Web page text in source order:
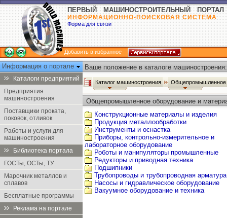
ПЕРВЫЙ МАШИНОСТРОИТЕЛЬНЫЙ ПОРТАЛ
ИНФОРМАЦИОННО-ПОИСКОВАЯ СИСТЕМА
Форма для связи
Добавить в избранное
Информация о портале
Каталоги предприятий
Предприятия
машиностроения
Поставщики проката,
поковок, отливок
Работы и услуги для
машиностроения
Библиотека портала
ГОСТы, ОСТы, ТУ
Марочник металлов и
сплавов
Бесплатные программы
Реклама на портале
Ваше положение в каталоге машиностроения:
Каталог машиностроения Общепромышленное
Общепромышленное оборудование и
Конструкционные материалы и изделия
Продукция металлообработки
Инструменты и оснастка
Приборы, контрольно-измерительное и
лабораторное оборудование
Роботы и манипуляторы промышленные
Редукторы и приводная техника
Подшипники
Трубопроводы и трубопроводная арматура
Насосы и гидравлическое оборудование
Вакуумное оборудование и техника